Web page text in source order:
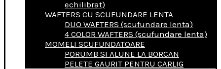
echilibrat)
WAFTERS CU SCUFUNDARE LENTA
DUO WAFTERS (scufundare lenta)
4 COLOR WAFTERS (scufundare lenta)
MOMELI SCUFUNDATOARE
PORUMB SI ALUNE LA BORCAN
PELETE GAURIT PENTRU CARLIG